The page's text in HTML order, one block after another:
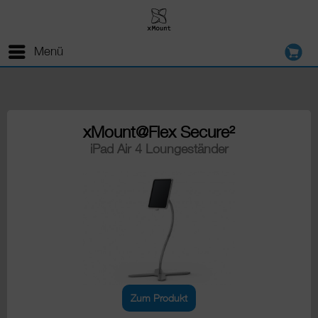
Menü
xMount@Flex Secure²
iPad Air 4 Loungeständer
Zum Produkt